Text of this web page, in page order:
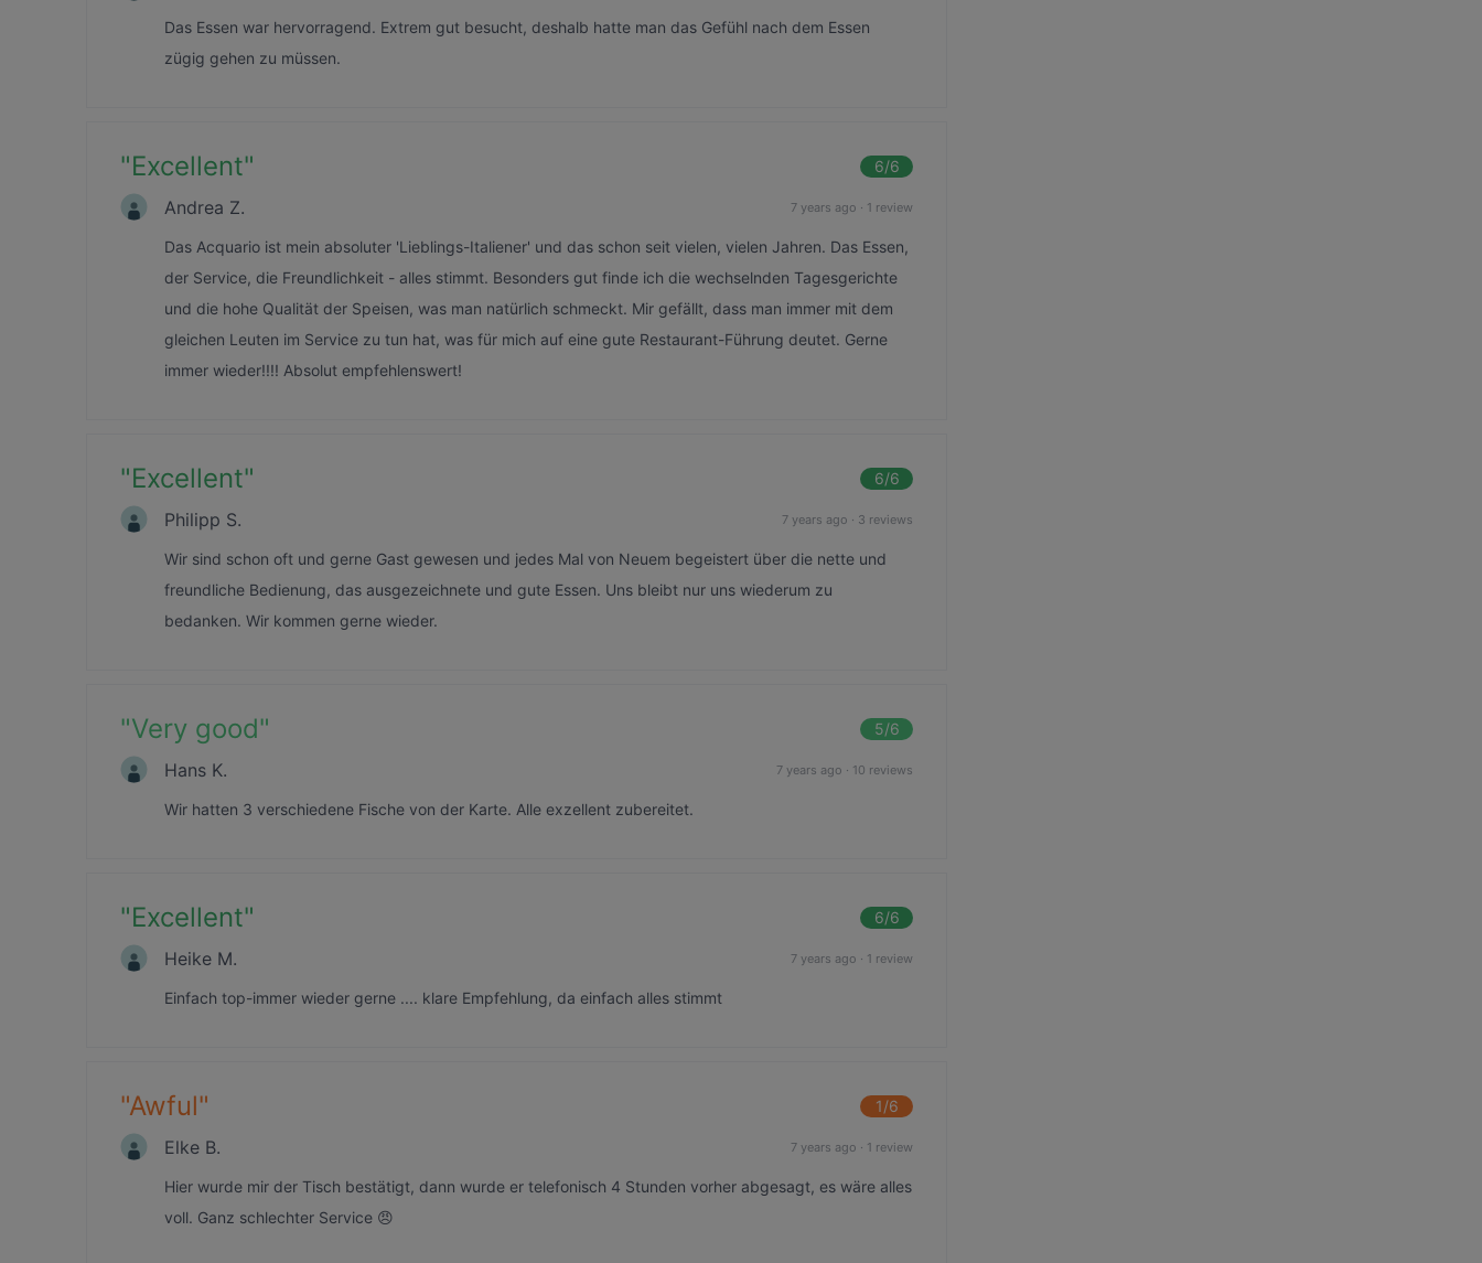
Das Essen war hervorragend. Extrem gut besucht, deshalb hatte man das Gefühl nach dem Essen
zügig gehen zu müssen.
"Excellent" 6/6
Andrea Z. 7 years ago · 1 review
Das Acquario ist mein absoluter 'Lieblings-Italiener' und das schon seit vielen, vielen Jahren. Das Essen,
der Service, die Freundlichkeit - alles stimmt. Besonders gut finde ich die wechselnden Tagesgerichte
und die hohe Qualität der Speisen, was man natürlich schmeckt. Mir gefällt, dass man immer mit dem
gleichen Leuten im Service zu tun hat, was für mich auf eine gute Restaurant-Führung deutet. Gerne
immer wieder!!!! Absolut empfehlenswert!
"Excellent" 6/6
Philipp S. 7 years ago · 3 reviews
Wir sind schon oft und gerne Gast gewesen und jedes Mal von Neuem begeistert über die nette und
freundliche Bedienung, das ausgezeichnete und gute Essen. Uns bleibt nur uns wiederum zu
bedanken. Wir kommen gerne wieder.
"Very good" 5/6
Hans K. 7 years ago · 10 reviews
Wir hatten 3 verschiedene Fische von der Karte. Alle exzellent zubereitet.
"Excellent" 6/6
Heike M. 7 years ago · 1 review
Einfach top-immer wieder gerne .... klare Empfehlung, da einfach alles stimmt
"Awful" 1/6
Elke B. 7 years ago · 1 review
Hier wurde mir der Tisch bestätigt, dann wurde er telefonisch 4 Stunden vorher abgesagt, es wäre alles
voll. Ganz schlechter Service 😠